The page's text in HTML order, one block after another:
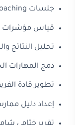
جلسات Coaching فردية لمعالجة التحديات
قياس مؤشرات
تحليل النتائج
دمج المهارات
تطوير قادة
إعداد دليل